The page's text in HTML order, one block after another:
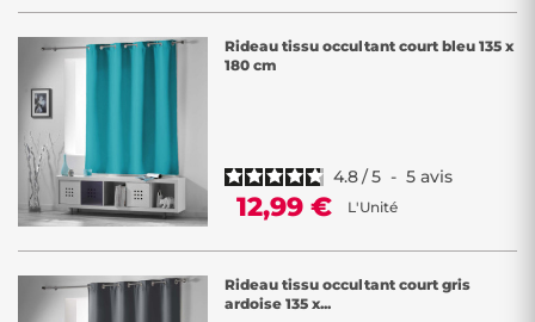
Rideau tissu occultant court bleu 135 x
180 cm
4.8/5 - 5 avis
12,99 € L'Unité
Rideau tissu occultant court gris
ardoise 135 x...